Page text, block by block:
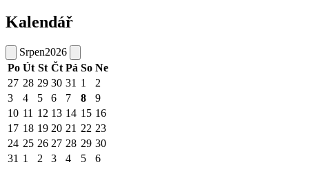
Kalendář
Srpen2026
Po Út St Čt Pá So Ne
27 28 29 30 31 1
2
3
4 5 6 7 8
9
10 11 12 13 14 15 16
17 18 19 20 21 22 23
24 25 26 27 28 29 30
31 1 2 3 4 5 6